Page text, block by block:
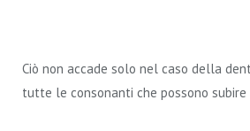
Ciò non accade solo nel caso della
tutte le consonanti che possono